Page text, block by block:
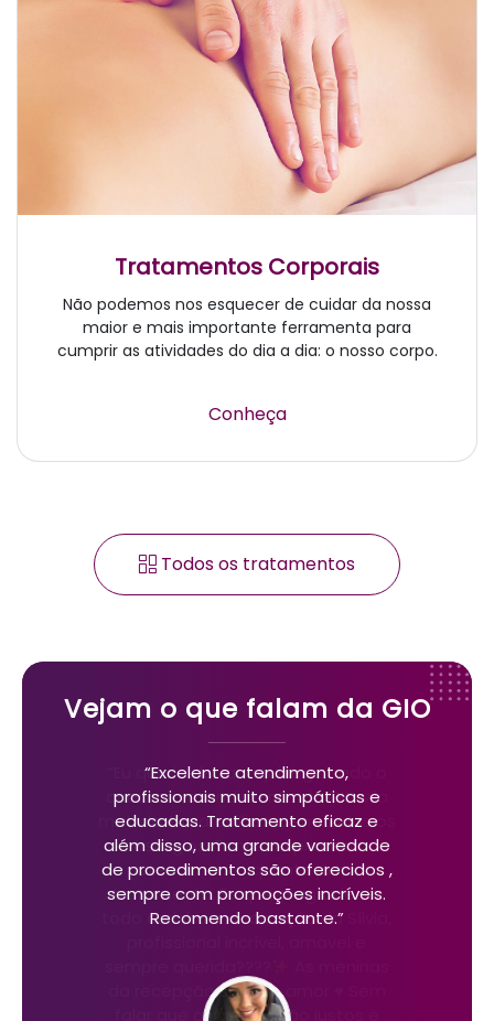
Tratamentos Corporais
Não podemos nos esquecer de cuidar da nossa
maior e mais importante ferramenta para
cumprir as atividades do dia a dia: o nosso corpo.
Conheça
Todos os tratamentos
Vejam o que falam da GIO
“Excelente atendimento,
profissionais muito simpáticas e
educadas. Tratamento eficaz e
além disso, uma grande variedade
de procedimentos são oferecidos ,
sempre com promoções incríveis.
Recomendo bastante.”